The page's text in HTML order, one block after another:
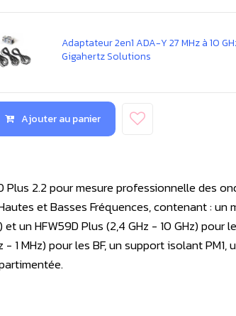
Adaptateur 2en1 ADA-Y 27 MHz à 10
Gigahertz Solutions
Ajouter au panier
Plus 2.2 pour mesure professionnelle des
et Basses Fréquences, contenant : un
et un HFW59D Plus (2,4 GHz - 10 GHz) pour
- 1 MHz) pour les BF, un support isolant PM1,